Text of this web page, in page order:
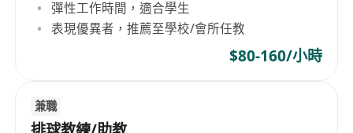
彈性工作時間，適合學生
表現優異者，推薦至學校/會所任教
$80-160/小時
兼職